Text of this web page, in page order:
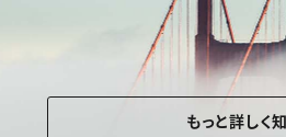
もっと詳しく